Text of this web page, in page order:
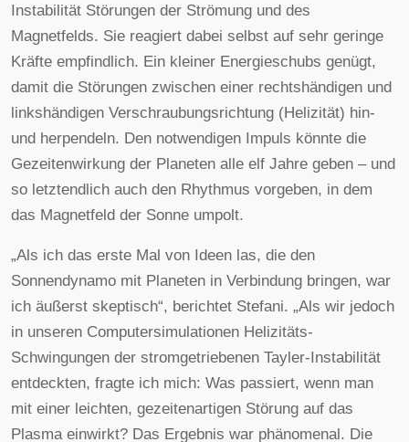
Instabilität Störungen der Strömung und des
Magnetfelds. Sie reagiert dabei selbst auf sehr geringe
Kräfte empfindlich. Ein kleiner Energieschubs genügt,
damit die Störungen zwischen einer rechtshändigen und
linkshändigen Verschraubungsrichtung (Helizität) hin-
und herpendeln. Den notwendigen Impuls könnte die
Gezeitenwirkung der Planeten alle elf Jahre geben – und
so letztendlich auch den Rhythmus vorgeben, in dem
das Magnetfeld der Sonne umpolt.
„Als ich das erste Mal von Ideen las, die den
Sonnendynamo mit Planeten in Verbindung bringen, war
ich äußerst skeptisch“, berichtet Stefani. „Als wir jedoch
in unseren Computersimulationen Helizitäts-
Schwingungen der stromgetriebenen Tayler-Instabilität
entdeckten, fragte ich mich: Was passiert, wenn man
mit einer leichten, gezeitenartigen Störung auf das
Plasma einwirkt? Das Ergebnis war phänomenal. Die